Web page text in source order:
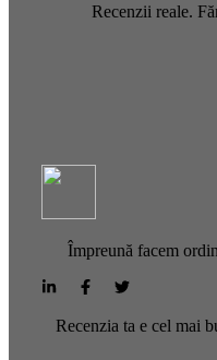
Recenzii reale.
Împreună facem
Recenzia ta e cel mai